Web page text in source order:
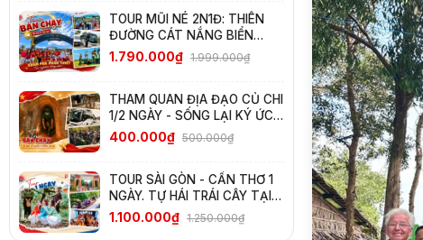
TOUR MŨI NÉ 2N1Đ: THIÊN
ĐƯỜNG CÁT NẮNG BIỂN
XANH
1.790.000₫ 1.999.000₫
THAM QUAN ĐỊA ĐẠO CỦ CHI
1/2 NGÀY - SỐNG LẠI KÝ ỨC
HÀO HÙNG
400.000₫ 500.000₫
TOUR SÀI GÒN - CẦN THƠ 1
NGÀY. TỰ HÁI TRÁI CÂY TẠI
VƯỜN
1.100.000₫ 1.250.000₫